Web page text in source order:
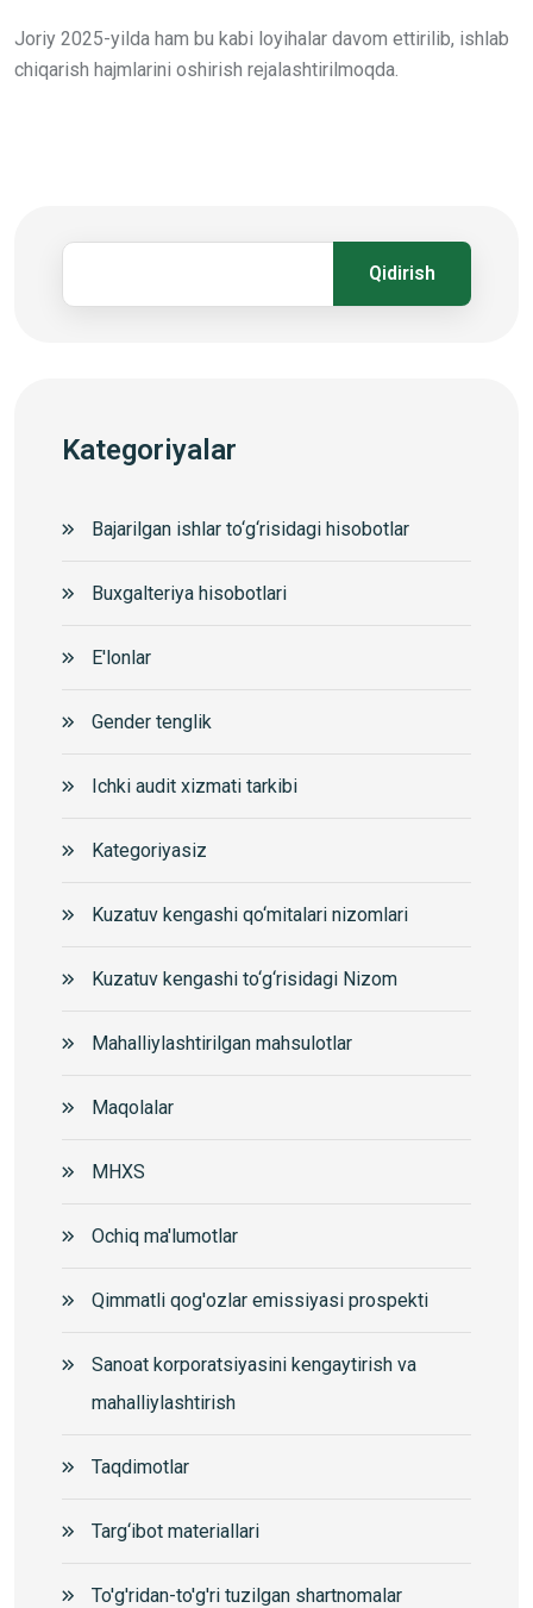
Joriy 2025-yilda ham bu kabi loyihalar davom ettirilib, ishlab
chiqarish hajmlarini oshirish rejalashtirilmoqda.
Qidirish
Kategoriyalar
Bajarilgan ishlar to‘g‘risidagi hisobotlar
Buxgalteriya hisobotlari
E'lonlar
Gender tenglik
Ichki audit xizmati tarkibi
Kategoriyasiz
Kuzatuv kengashi qo‘mitalari nizomlari
Kuzatuv kengashi to‘g‘risidagi Nizom
Mahalliylashtirilgan mahsulotlar
Maqolalar
MHXS
Ochiq ma'lumotlar
Qimmatli qog'ozlar emissiyasi prospekti
Sanoat korporatsiyasini kengaytirish va
mahalliylashtirish
Taqdimotlar
Targ‘ibot materiallari
To'g'ridan-to'g'ri tuzilgan shartnomalar